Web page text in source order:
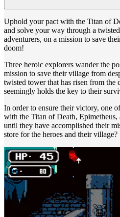
Uphold your pact with the Titan of
and solve your way through a
adventurers, on a mission to save
doom!
Three heroic explorers wander the
mission to save their village from
twisted tower that has risen from the
seemingly holds the key to their
In order to ensure their victory, one
with the Titan of Death,
until they have accomplished their
store for the heroes and their village?